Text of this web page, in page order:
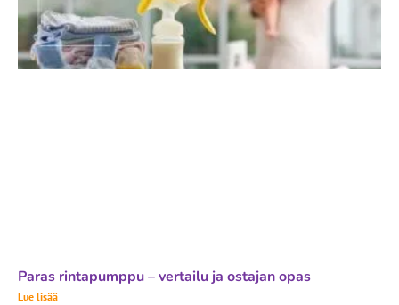
Paras rintapumppu – vertailu ja ostajan opas
Lue lisää